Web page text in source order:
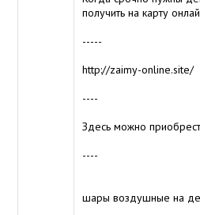
получить на карту
-----
http://zaimy-online.site/
----
Здесь можно
----
шары воздушные на